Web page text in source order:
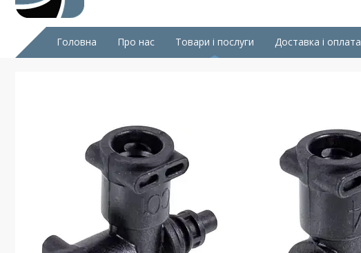
Головна Про нас Товари і послуги Доставка і оплата